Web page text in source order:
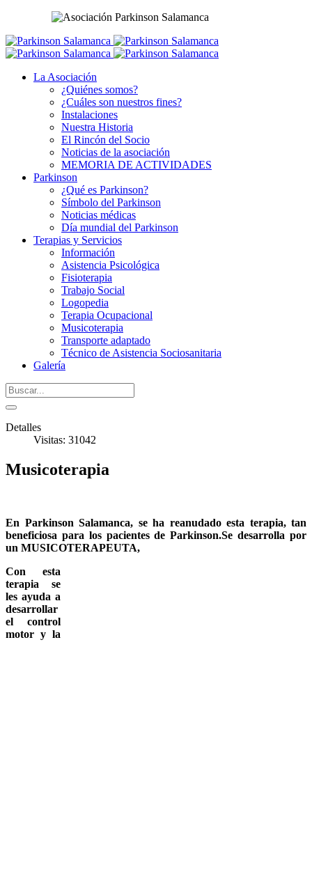
La Asociación
¿Quiénes somos?
¿Cuáles son nuestros fines?
Instalaciones
Nuestra Historia
El Rincón del Socio
Noticias de la asociación
MEMORIA DE ACTIVIDADES
Parkinson
¿Qué es Parkinson?
Símbolo del Parkinson
Noticias médicas
Día mundial del Parkinson
Terapias y Servicios
Información
Asistencia Psicológica
Fisioterapia
Trabajo Social
Logopedia
Terapia Ocupacional
Musicoterapia
Transporte adaptado
Técnico de Asistencia Sociosanitaria
Galería
Detalles
Visitas: 31042
Musicoterapia
En Parkinson Salamanca, se ha reanudado esta terapia, tan
beneficiosa para los pacientes de Parkinson.Se desarrolla por
un MUSICOTERAPEUTA,
Con esta
terapia se
les ayuda a
desarrollar
el control
motor y la